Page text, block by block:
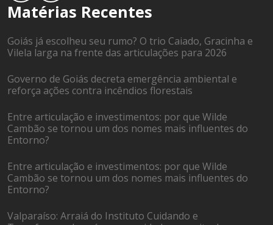
Matérias Recentes
Goiás já escolheu seu rumo? O trio Caiado, Gracinha e
Vilela larga na frente das articulações para 2026
Governo de Goiás decreta emergência ambiental e
reforça ações contra incêndios florestais
Entre articulação e investimentos: por que Wilde
Cambão se tornou um dos nomes mais influentes do
Entorno?
Entre articulação e investimentos: por que Wilde
Cambão se tornou um dos nomes mais influentes do
Entorno?
Valparaíso: Arraiá do Instituto Cuidando e